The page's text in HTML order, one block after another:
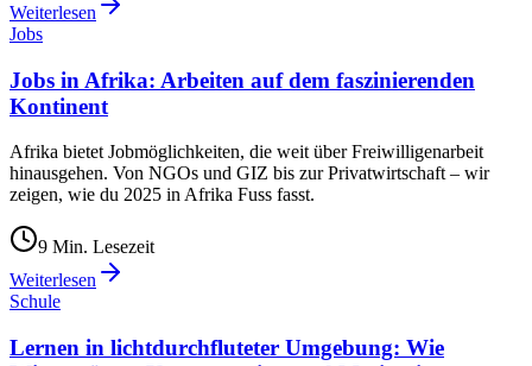
Weiterlesen
Jobs
Jobs in Afrika: Arbeiten auf dem faszinierenden
Kontinent
Afrika bietet Jobmöglichkeiten, die weit über Freiwilligenarbeit
hinausgehen. Von NGOs und GIZ bis zur Privatwirtschaft – wir
zeigen, wie du 2025 in Afrika Fuss fasst.
9 Min. Lesezeit
Weiterlesen
Schule
Lernen in lichtdurchfluteter Umgebung: Wie